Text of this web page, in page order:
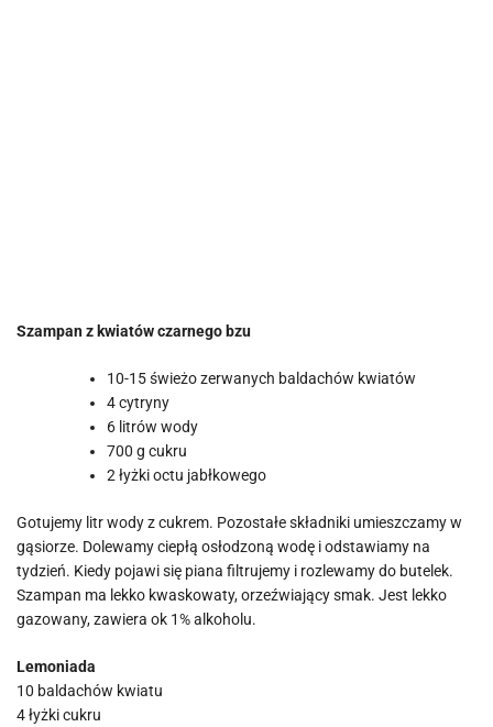
Szampan z kwiatów czarnego bzu
10-15 świeżo zerwanych baldachów kwiatów
4 cytryny
6 litrów wody
700 g cukru
2 łyżki octu jabłkowego
Gotujemy litr wody z cukrem. Pozostałe składniki umieszczamy w
gąsiorze. Dolewamy ciepłą osłodzoną wodę i odstawiamy na
tydzień. Kiedy pojawi się piana filtrujemy i rozlewamy do butelek.
Szampan ma lekko kwaskowaty, orzeźwiający smak. Jest lekko
gazowany, zawiera ok 1% alkoholu.
Lemoniada
10 baldachów kwiatu
4 łyżki cukru